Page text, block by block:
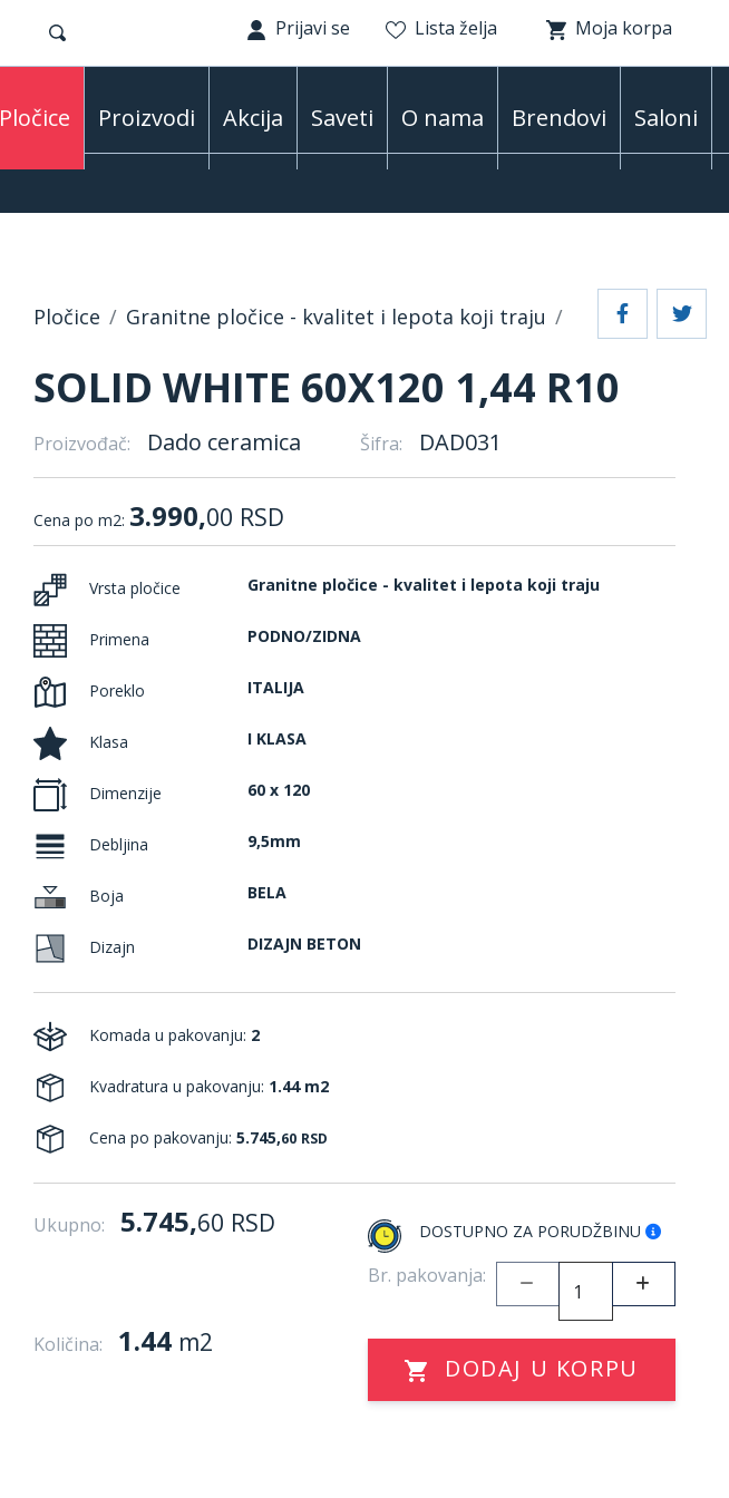
Prijavi se Lista želja Moja korpa
Pločice Proizvodi Akcija Saveti O nama Brendovi Saloni
Pločice Granitne pločice - kvalitet i lepota koji traju
SOLID WHITE 60X120 1,44 R10
Proizvođač: Dado ceramica Šifra: DAD031
Cena po m2: 3.990,00 RSD
Vrsta pločice Granitne pločice - kvalitet i lepota koji traju
Primena PODNO/ZIDNA
Poreklo ITALIJA
Klasa I KLASA
Dimenzije 60 x 120
Debljina 9,5mm
Boja BELA
Dizajn DIZAJN BETON
Komada u pakovanju: 2
Kvadratura u pakovanju: 1.44 m2
Cena po pakovanju: 5.745,60 RSD
Ukupno: 5.745,60 RSD DOSTUPNO ZA PORUDŽBINU
Br. pakovanja:
Količina: 1.44 m2
DODAJ U KORPU